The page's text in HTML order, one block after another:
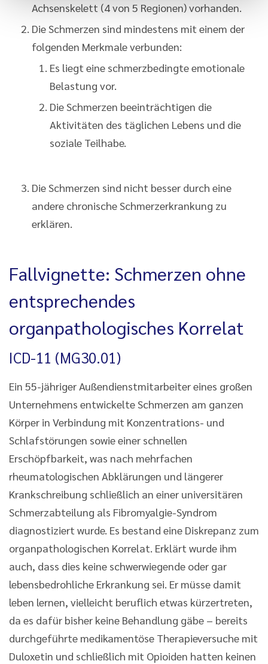
Achsenskelett (4 von 5 Regionen) vorhanden.
Die Schmerzen sind mindestens mit einem der
folgenden Merkmale verbunden:
Es liegt eine schmerzbedingte emotionale
Belastung vor.
Die Schmerzen beeinträchtigen die
Aktivitäten des täglichen Lebens und die
soziale Teilhabe.
Die Schmerzen sind nicht besser durch eine
andere chronische Schmerzerkrankung zu
erklären.
Fallvignette: Schmerzen ohne
entsprechendes
organpathologisches Korrelat
ICD-11 (MG30.01)
Ein 55-jähriger Außendienstmitarbeiter eines großen
Unternehmens entwickelte Schmerzen am ganzen
Körper in Verbindung mit Konzentrations- und
Schlafstörungen sowie einer schnellen
Erschöpfbarkeit, was nach mehrfachen
rheumatologischen Abklärungen und längerer
Krankschreibung schließlich an einer universitären
Schmerzabteilung als Fibromyalgie-Syndrom
diagnostiziert wurde. Es bestand eine Diskrepanz zum
organpathologischen Korrelat. Erklärt wurde ihm
auch, dass dies keine schwerwiegende oder gar
lebensbedrohliche Erkrankung sei. Er müsse damit
leben lernen, vielleicht beruflich etwas kürzertreten,
da es dafür bisher keine Behandlung gäbe – bereits
durchgeführte medikamentöse Therapieversuche mit
Duloxetin und schließlich mit Opioiden hatten keinen